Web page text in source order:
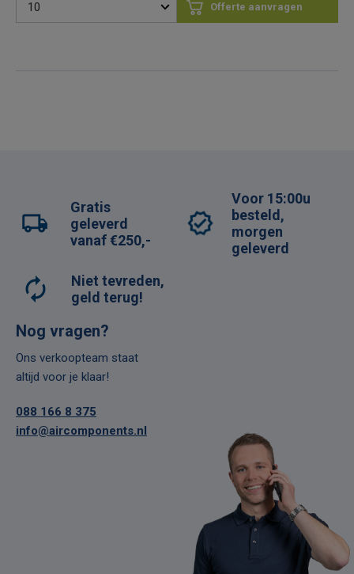
Offerte aanvragen
Gratis
geleverd
vanaf €250,-
Voor 15:00u
besteld,
morgen
geleverd
Niet tevreden,
geld terug!
Nog vragen?
Ons verkoopteam staat
altijd voor je klaar!
088 166 8 375
info@aircomponents.nl